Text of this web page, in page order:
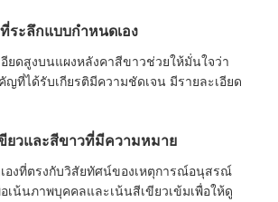
ะลึกแบบกำหนดเอง
ยดสูงบนแผงหลังคาสีขาวช่วยให้มั่นใจว่า
ที่ได้รับเกียรติมีความชัดเจน มีรายละเอียด
ยวและสีขาวที่มีความหมาย
องที่ตรงกับวิสัยทัศน์ของเหตุการณ์อนุสรณ์
เน้นภาพบุคคลและเน้นสีเขียวเข้มเพื่อให้ดู